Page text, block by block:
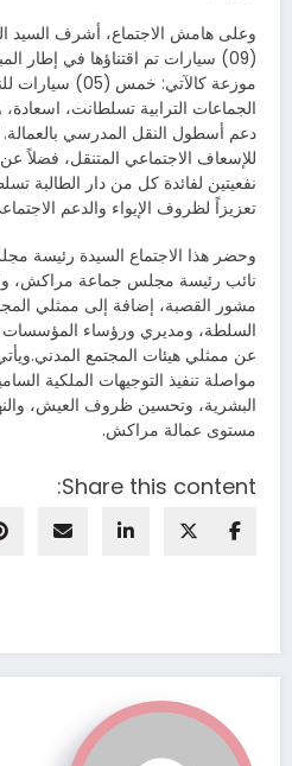
وعلى هامش الاجتماع، أشرف السيد
(09) سيارات تم اقتناؤها في إطار
موزعة كالآتي: خمس
الجماعات الترابية تسلطانت،
نفعيتين لفائدة كل من دار الطالبة
تعزيزاً لظروف الإيواء والدعم
وحضر هذا الاجتماع السيدة رئيسة
نائب رئيسة مجلس جماعة مراكش،
مشور القصبة، إضافة إلى ممثلي
السلطة، ومديري ورؤساء المؤسسات
عن ممثلي هيئات المجتمع
مواصلة تنفيذ التوجيهات الملكية
البشرية، وتحسين ظروف العيش،
مستوى عمالة مراكش.
Share this content: